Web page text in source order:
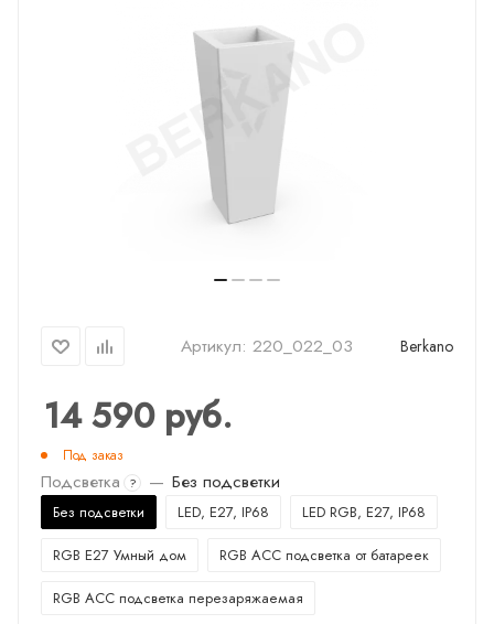
Артикул: 220_022_03 Berkano
14 590руб.
Под заказ
Подсветка ? — Без подсветки
Без подсветки LED, E27, IP68 LED RGB, E27, IP68
RGB E27 Умный дом RGB ACC подсветка от батареек
RGB ACC подсветка перезаряжаемая